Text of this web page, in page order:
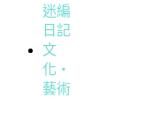
迷編
日記
文
化・
藝術